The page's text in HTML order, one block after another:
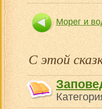
Морег и
С этой